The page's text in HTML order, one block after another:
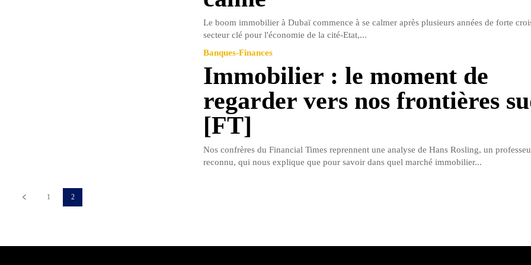
Le boom immobilier à Dubaï commence à se calmer après plusieurs années de forte
secteur clé pour l'économie de la cité-Etat,...
Banques-Finances
Immobilier : le moment de
regarder vers nos frontières
[FT]
Nos confrères du Financial Times reprennent une analyse de Hans Rosling, un
reconnu, qui nous explique que pour savoir dans quel marché immobilier...
1 2